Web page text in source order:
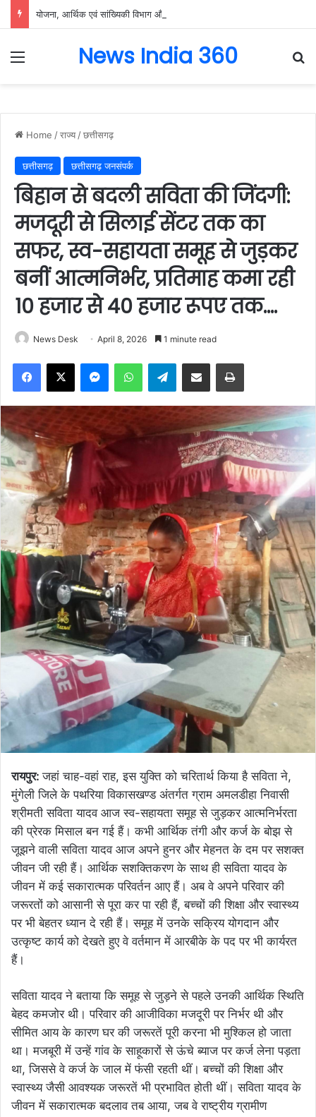
Menu News India 360
Home /राज्य /छत्तीसगढ़
छत्तीसगढ़ छत्तीसगढ़ जनसंपर्क
बिहान से बदली सविता की जिंदगी:
मजदूरी से सिलाई सेंटर तक का
सफर, स्व-सहायता समूह से जुड़कर
बनीं आत्मनिर्भर, प्रतिमाह कमा रही
10 हजार से 40 हजार रूपए तक….
News Desk April 8, 2026 1 minute read
Facebook
X MessengerWhatsAppTelegramShare via Email Print
रायपुर:जहां चाह-वहां राह, इस युक्ति को चरितार्थ किया है सविता ने,
मुंगेली जिले के पथरिया विकासखण्ड अंतर्गत ग्राम अमलडीहा निवासी
श्रीमती सविता यादव आज स्व-सहायता समूह से जुड़कर आत्मनिर्भरता
की प्रेरक मिसाल बन गई हैं। कभी आर्थिक तंगी और कर्ज के बोझ से
जूझने वाली सविता यादव आज अपने हुनर और मेहनत के दम पर सशक्त
जीवन जी रही हैं। आर्थिक सशक्तिकरण के साथ ही सविता यादव के
जीवन में कई सकारात्मक परिवर्तन आए हैं। अब वे अपने परिवार की
जरूरतों को आसानी से पूरा कर पा रही हैं, बच्चों की शिक्षा और स्वास्थ्य
पर भी बेहतर ध्यान दे रही हैं। समूह में उनके सक्रिय योगदान और
उत्कृष्ट कार्य को देखते हुए वे वर्तमान में आरबीके के पद पर भी कार्यरत
हैं।
सविता यादव ने बताया कि समूह से जुड़ने से पहले उनकी आर्थिक स्थिति
बेहद कमजोर थी। परिवार की आजीविका मजदूरी पर निर्भर थी और
सीमित आय के कारण घर की जरूरतें पूरी करना भी मुश्किल हो जाता
था। मजबूरी में उन्हें गांव के साहूकारों से ऊंचे ब्याज पर कर्ज लेना पड़ता
था, जिससे वे कर्ज के जाल में फंसी रहती थीं। बच्चों की शिक्षा और
स्वास्थ्य जैसी आवश्यक जरूरतें भी प्रभावित होती थीं। सविता यादव के
जीवन में सकारात्मक बदलाव तब आया, जब वे राष्ट्रीय ग्रामीण